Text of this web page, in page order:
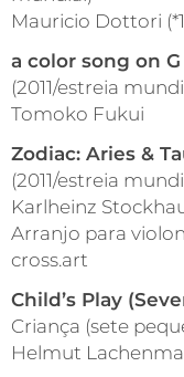
Mauricio Dottori
a color song on
(2011/estreia
Tomoko Fukui
Zodiac: Aries &
(2011/estreia
Karlheinz
Arranjo para
cross.art
Child’s Play
Criança (sete
Helmut